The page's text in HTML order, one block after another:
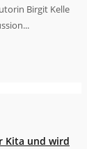
Birgit Kelle
Kita und wird